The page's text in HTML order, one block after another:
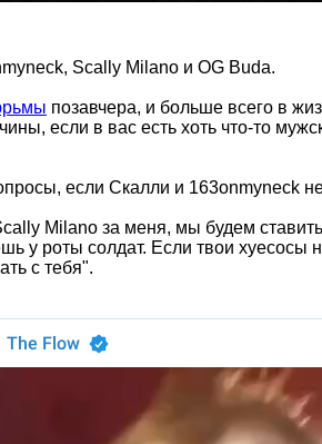
Scally Milano и OG Buda.
позавчера, и больше всего в
если в вас есть хоть что-то
если Скалли и 163onmyneck
Milano за меня, мы будем
у роты солдат. Если твои хуесосы
с тебя".